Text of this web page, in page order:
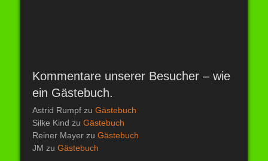
Kommentare unserer Besucher – wie
ein Gästebuch.
Astrid Rumpf zu Gästebuch
Silke Kind zu Gästebuch
Reiner Mayer zu Gästebuch
JM zu Gästebuch